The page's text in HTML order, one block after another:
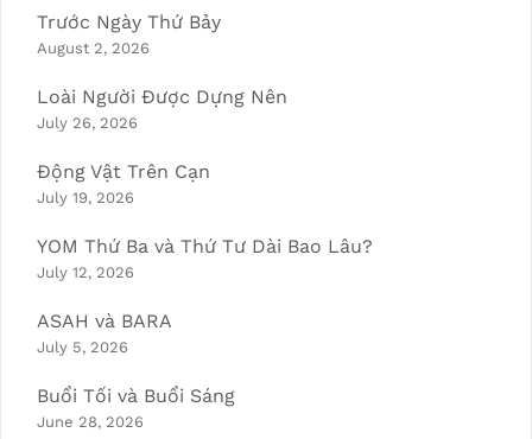
Trước Ngày Thứ Bảy
August 2, 2026
Loài Người Được Dựng Nên
July 26, 2026
Động Vật Trên Cạn
July 19, 2026
YOM Thứ Ba và Thứ Tư Dài Bao Lâu?
July 12, 2026
ASAH và BARA
July 5, 2026
Buổi Tối và Buổi Sáng
June 28, 2026